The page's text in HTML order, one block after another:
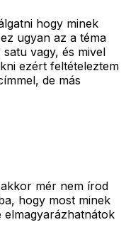
hogy minek
ugyan az a téma
vagy, és mivel
ezért feltételeztem
de más
mér nem írod
hogy most minek
elmagyarázhatnátok